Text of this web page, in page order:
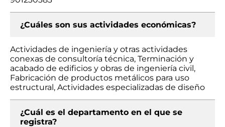
¿Cuáles son sus actividades económicas?
Actividades de ingeniería y otras actividades
conexas de consultoría técnica, Terminación y
acabado de edificios y obras de ingeniería civil,
Fabricación de productos metálicos para uso
estructural, Actividades especializadas de diseño
¿Cuál es el departamento en el que se
registra?